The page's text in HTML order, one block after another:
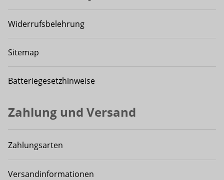
Widerrufsbelehrung
Sitemap
Batteriegesetzhinweise
Zahlung und Versand
Zahlungsarten
Versandinformationen